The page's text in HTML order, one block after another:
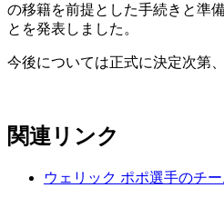
の移籍を前提とした手続きと準
とを発表しました。
今後については正式に決定次第
関連リンク
ウェリック ポポ選手のチ